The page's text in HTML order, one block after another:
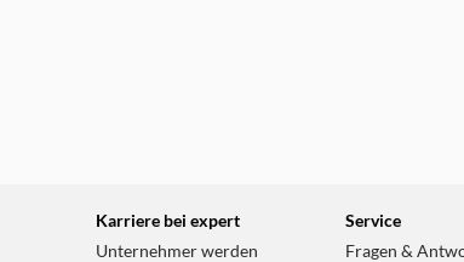
Karriere bei expert
Unternehmer werden
Service
Fragen &